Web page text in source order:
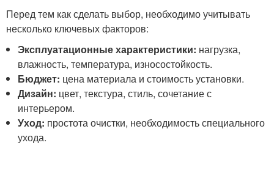
Перед тем как сделать выбор, необходимо учитывать
несколько ключевых факторов:
Эксплуатационные характеристики: нагрузка,
влажность, температура, износостойкость.
Бюджет: цена материала и стоимость установки.
Дизайн: цвет, текстура, стиль, сочетание с
интерьером.
Уход: простота очистки, необходимость специального
ухода.